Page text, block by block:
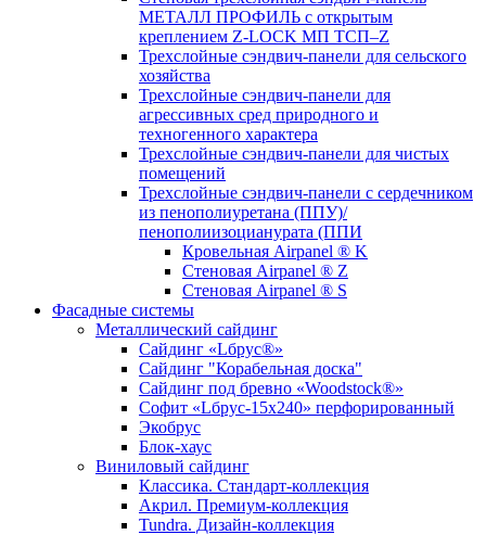
МЕТАЛЛ ПРОФИЛЬ с открытым
креплением Z-LOCK МП ТСП–Z
Трехслойные сэндвич-панели для сельского
хозяйства
Трехслойные сэндвич-панели для
агрессивных сред природного и
техногенного характера
Трехслойные сэндвич-панели для чистых
помещений
Трехслойные сэндвич-панели c сердечником
из пенополиуретана (ППУ)/
пенополиизоцианурата (ППИ
Кровельная Airpanel ® K
Стеновая Airpanel ® Z
Стеновая Airpanel ® S
Фасадные системы
Металлический сайдинг
Сайдинг «Lбрус®»
Сайдинг "Корабельная доска"
Сайдинг под бревно «Woodstock®»
Софит «Lбрус-15х240» перфорированный
Экобрус
Блок-хаус
Виниловый сайдинг
Классика. Стандарт-коллекция
Акрил. Премиум-коллекция
Tundra. Дизайн-коллекция